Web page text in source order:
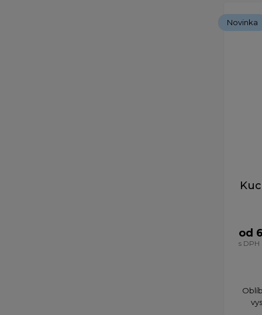
Novinka
od
s DPH